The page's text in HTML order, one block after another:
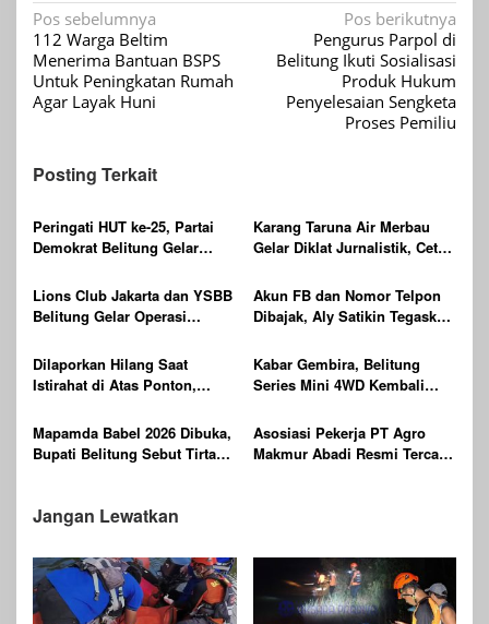
Navigasi
pos
Pos sebelumnya
112 Warga Beltim
Menerima Bantuan BSPS
Untuk Peningkatan Rumah
Agar Layak Huni
Pos berikutnya
Pengurus Parpol di
Belitung Ikuti Sosialisasi
Produk Hukum
Penyelesaian Sengketa
Proses Pemiliu
Posting Terkait
Peringati HUT ke-25, Partai
Demokrat Belitung Gelar
Indonesia ASRI
Karang Taruna Air Merbau
Gelar Diklat Jurnalistik, Cetak
Digital
Lions Club Jakarta dan YSBB
Belitung Gelar Operasi
Laser, Targetkan 100 Peserta
Akun FB dan Nomor Telpon
Dibajak, Aly Satikin Tegaskan
Dilaporkan Hilang Saat
Istirahat di Atas Ponton,
Bernyawa
Kabar Gembira, Belitung
Series Mini 4WD Kembali
Mapamda Babel 2026 Dibuka,
Bupati Belitung Sebut Tirta
Asosiasi Pekerja PT Agro
Makmur Abadi Resmi Tercatat
Jangan Lewatkan